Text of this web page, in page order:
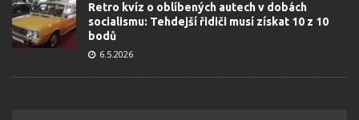
Retro kvíz o oblíbených autech v dobách
socialismu: Tehdejší řidiči musí získat 10 z 10
bodů
6.5.2026